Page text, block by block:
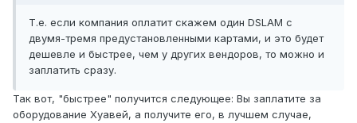
Т.е. если компания оплатит скажем один DSLAM c
двумя-тремя предустановленными картами, и это будет
дешевле и быстрее, чем у других вендоров, то можно и
заплатить сразу.
Так вот, "быстрее" получится следующее: Вы заплатите за
оборудование Хуавей, а получите его, в лучшем случае,